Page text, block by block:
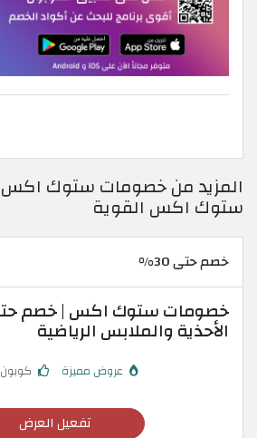
ستوك اكس القوية
خصم حتى 30%
الأحذية والملابس الرياضية
عروض مميزة
تفعيل العرض